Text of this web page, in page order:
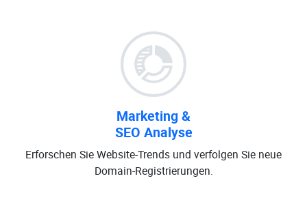
Marketing &
SEO Analyse
Erforschen Sie Website-Trends und verfolgen Sie neue
Domain-Registrierungen.